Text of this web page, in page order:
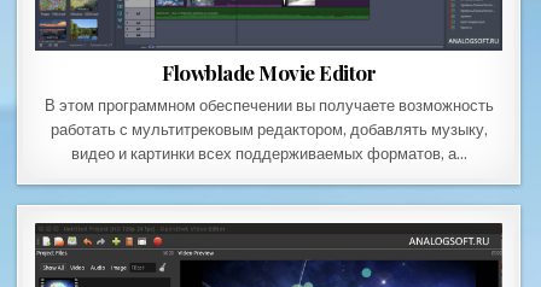
Flowblade Movie Editor
В этом программном обеспечении вы получаете возможность
работать с мультитрековым редактором, добавлять музыку,
видео и картинки всех поддерживаемых форматов, а…